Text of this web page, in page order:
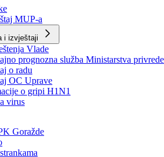
MUP-a
i izvještaji
Vlade
prognozna služba Ministarstva privrede
o radu
OC Uprave
o gripi H1N1
virus